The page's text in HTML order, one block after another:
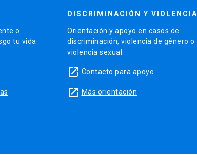
o
tu vida
DISCRIMINACIÓN Y VIOLENCIA
Orientación y apoyo en casos de
discriminación, violencia de género o
violencia sexual.
launch Contacto para apoyo
launch Más orientación